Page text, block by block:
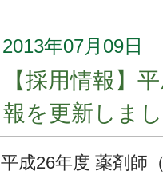
2013年07月09日
【採用情報】
報を更新しま
平成26年度 薬剤師